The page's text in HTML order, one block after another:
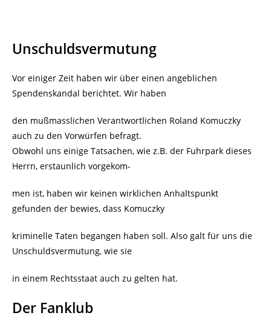
Unschuldsvermutung
Vor einiger Zeit haben wir über einen angeblichen
Spendenskandal berichtet. Wir haben
den mußmasslichen Verantwortlichen Roland Komuczky
auch zu den Vorwürfen befragt.
Obwohl uns einige Tatsachen, wie z.B. der Fuhrpark dieses
Herrn, erstaunlich vorgekom-
men ist, haben wir keinen wirklichen Anhaltspunkt
gefunden der bewies, dass Komuczky
kriminelle Taten begangen haben soll. Also galt für uns die
Unschuldsvermutung, wie sie
in einem Rechtsstaat auch zu gelten hat.
Der Fanklub